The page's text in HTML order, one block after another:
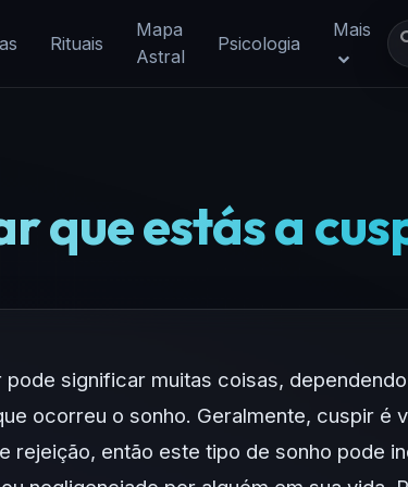
Rituais
Mapa
Astral
Psicologia
Mais
que estás a
pode significar muitas coisas,
ocorreu o sonho. Geralmente, cuspir é
rejeição, então este tipo de sonho pode